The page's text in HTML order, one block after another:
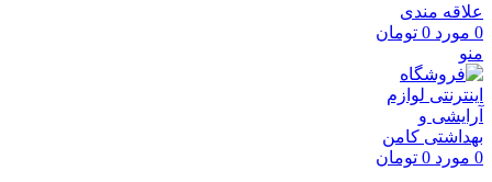
علاقه مندی
0 مورد 0 تومان
منو
0 مورد 0 تومان